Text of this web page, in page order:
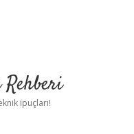
ipuçları!